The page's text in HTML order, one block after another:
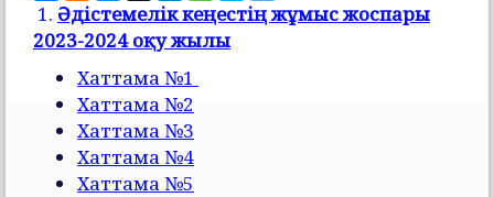
1. Әдістемелік кеңестің жұмыс жоспары
2023-2024 оқу жылы
Хаттама №1
Хаттама №2
Хаттама №3
Хаттама №4
Хаттама №5